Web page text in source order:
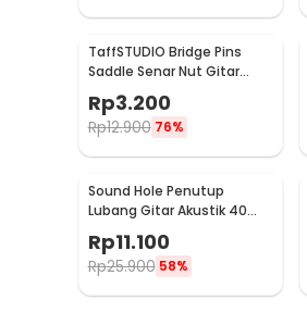
TaffSTUDIO Bridge Pins
Saddle Senar Nut Gitar
Akustik - A009
Rp3.200
Rp12.900 76%
Sound Hole Penutup
Lubang Gitar Akustik 40
dan 41 Inch - SH410
Rp11.100
Rp25.900 58%